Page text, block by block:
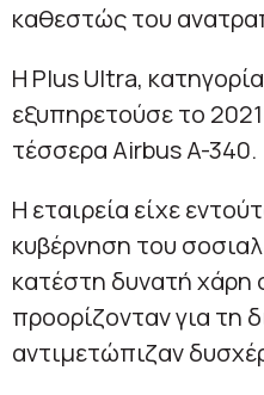
καθεστώς του
Η Plus Ultra,
εξυπηρετούσε το
τέσσερα Airbus A-340.
Η εταιρεία είχε
κυβέρνηση του
κατέστη δυνατή χάρη
προορίζονταν για τη
αντιμετώπιζαν